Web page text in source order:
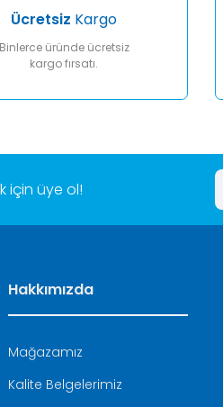
Gönder
Ücretsiz Kargo
üründe ücretsiz
kargo fırsatı.
için üye ol!
Hakkımızda
Mağazamız
Kalite Belgelerimiz